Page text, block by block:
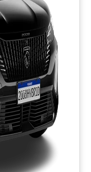
WhatsApp